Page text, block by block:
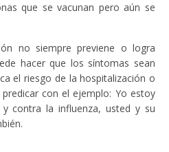
que se vacunan pero aún se
no siempre previene o logra
hacer que los síntomas sean
el riesgo de la hospitalización o
con el ejemplo: Yo estoy
contra la influenza, usted y su